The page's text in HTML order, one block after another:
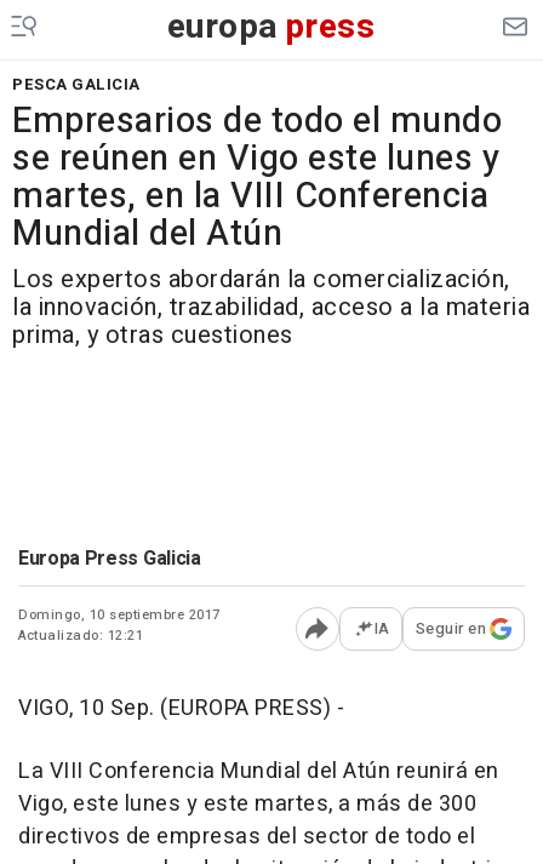
europa press
PESCA GALICIA
Empresarios de todo el mundo
se reúnen en Vigo este lunes y
martes, en la VIII Conferencia
Mundial del Atún
Los expertos abordarán la comercialización,
la innovación, trazabilidad, acceso a la materia
prima, y otras cuestiones
Europa Press Galicia
Domingo, 10 septiembre 2017
Actualizado: 12:21
Abrir opciones para
IA Seguir en
VIGO, 10 Sep. (EUROPA PRESS) -
La VIII Conferencia Mundial del Atún reunirá en
Vigo, este lunes y este martes, a más de 300
directivos de empresas del sector de todo el